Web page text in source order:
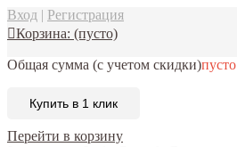
Вход | Регистрация
Корзина: (пусто)
Общая сумма (с учетом скидки)пусто
Купить в 1 клик
Перейти в корзину